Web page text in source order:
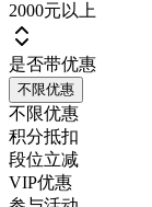
2000元以上
是否带优惠
不限优惠
不限优惠
积分抵扣
段位立减
VIP优惠